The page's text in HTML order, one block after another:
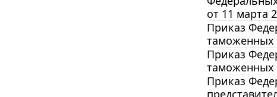
от 11 марта
Приказ
таможенных
Приказ
таможенных
Приказ